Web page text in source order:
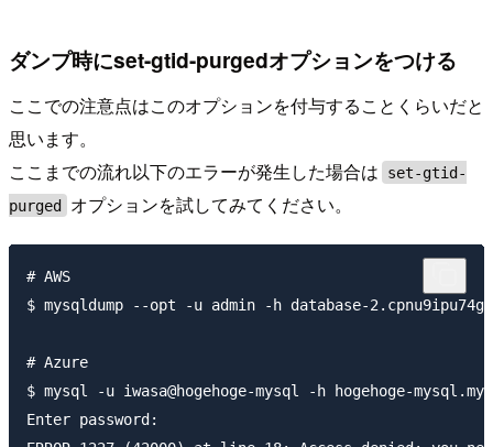
ダンプ時にset-gtid-purgedオプションをつける
ここでの注意点はこのオプションを付与することくらいだと
思います。
ここまでの流れ以下のエラーが発生した場合は
set-gtid-
purged オプションを試してみてください。
# AWS
$ mysqldump --opt -u admin -h database-
# Azure
$ mysql -u iwasa@hogehoge-mysql -h hogehoge-
Enter password: